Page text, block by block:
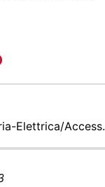
Elettrica/Access.